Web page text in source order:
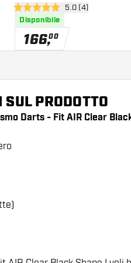
PDC Black Surround -
Dartset
apri pannello
5 stelle di valutazione
5.0 (4)
Disponibile
166,00
PRODOTTO
Darts - Fit AIR Clear